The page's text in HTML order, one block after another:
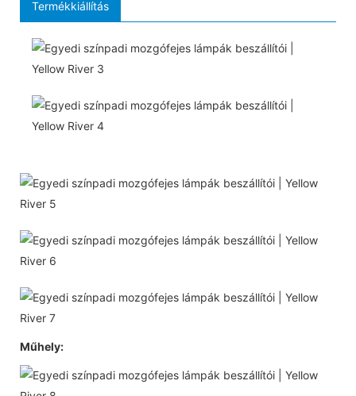
Termékkiállítás
Műhely: